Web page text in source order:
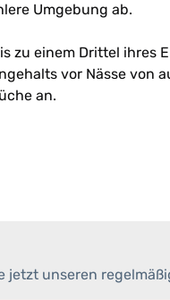
Umgebung ab.
zu einem Drittel
vor Nässe von
an.
jetzt unseren